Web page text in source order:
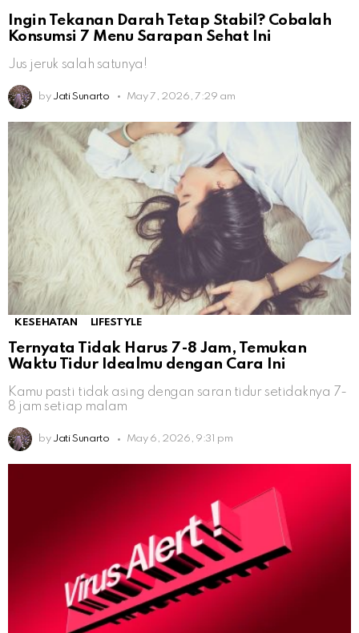
Ingin Tekanan Darah Tetap Stabil? Cobalah
Konsumsi 7 Menu Sarapan Sehat Ini
Jus jeruk salah satunya!
by Jati Sunarto May 7, 2026, 7:29 am
KESEHATAN LIFESTYLE
Ternyata Tidak Harus 7-8 Jam, Temukan
Waktu Tidur Idealmu dengan Cara Ini
Kamu pasti tidak asing dengan saran tidur setidaknya 7-
8 jam setiap malam
by Jati Sunarto May 6, 2026, 9:31 pm